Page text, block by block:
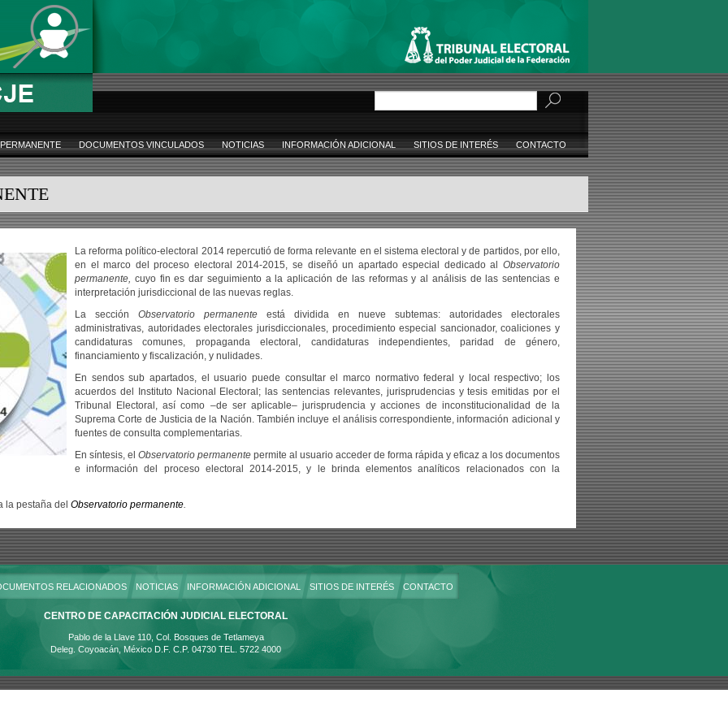
DOCUMENTOS VINCULADOS NOTICIAS INFORMACIÓN ADICIONAL SITIOS DE INTERÉS CONTACTO
La reforma político-electoral 2014 repercutió de forma relevante en el sistema electoral y de partidos, por ello,
en el marco del proceso electoral 2014-2015, se diseñó un apartado especial dedicado al Observatorio
permanente, cuyo fin es dar seguimiento a la aplicación de las reformas y al análisis de las sentencias e
interpretación jurisdiccional de las nuevas reglas.
La sección Observatorio permanente está dividida en nueve subtemas: autoridades electorales
administrativas, autoridades electorales jurisdiccionales, procedimiento especial sancionador, coaliciones y
candidaturas comunes, propaganda electoral, candidaturas independientes, paridad de género,
financiamiento y fiscalización, y nulidades.
En sendos sub apartados, el usuario puede consultar el marco normativo federal y local respectivo; los
acuerdos del Instituto Nacional Electoral; las sentencias relevantes, jurisprudencias y tesis emitidas por el
Tribunal Electoral, así como –de ser aplicable– jurisprudencia y acciones de inconstitucionalidad de la
Suprema Corte de Justicia de la Nación. También incluye el análisis correspondiente, información adicional y
fuentes de consulta complementarias.
En síntesis, el Observatorio permanente permite al usuario acceder de forma rápida y eficaz a los documentos
e información del proceso electoral 2014-2015, y le brinda elementos analíticos relacionados con la
la pestaña del Observatorio permanente.
RELACIONADOS NOTICIAS INFORMACIÓN ADICIONAL SITIOS DE INTERÉS CONTACTO
CENTRO DE CAPACITACIÓN JUDICIAL ELECTORAL
Pablo de la Llave 110, Col. Bosques de Tetlameya
Deleg. Coyoacán, México D.F. C.P. 04730 TEL. 5722 4000